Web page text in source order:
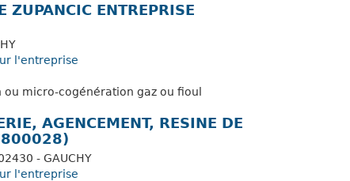
ENTREPRISE
l'entreprise
micro-cogénération gaz ou fioul
AGENCEMENT, RESINE DE
- GAUCHY
l'entreprise